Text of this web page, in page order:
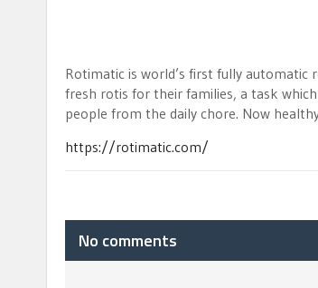
Rotimatic is world’s first fully
fresh rotis for their families, a task
people from the daily chore. Now
https://rotimatic.com/
No comments